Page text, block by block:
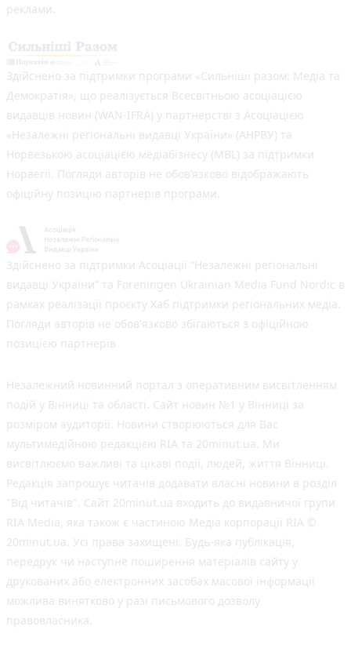
реклами.
Здійснено за підтримки програми «Сильніші разом: Медіа та
Демократія», що реалізується Всесвітньою асоціацією
видавців новин (WAN-IFRA) у партнерстві з Асоціацією
«Незалежні регіональні видавці України» (АНРВУ) та
Норвезькою асоціацією медіабізнесу (MBL) за підтримки
Норвегії. Погляди авторів не обов’язково відображають
офіційну позицію партнерів програми.
Здійснено за підтримки Асоціації “Незалежні регіональні
видавці України” та Foreningen Ukrainian Media Fund Nordic в
рамках реалізації проєкту Хаб підтримки регіональних медіа.
Погляди авторів не обов'язково збігаються з офіційною
позицією партнерів
Незалежний новинний портал з оперативним висвітленням
подій у Вінниці та області. Сайт новин №1 у Вінниці за
розміром аудиторії. Новини створюються для Вас
мультимедійною редакцією RIA та 20minut.ua. Ми
висвітлюємо важливі та цікаві події, людей, життя Вінниці.
Редакція запрошує читачів додавати власні новини в розділ
"Від читачів". Сайт 20minut.ua входить до видавничої групи
RIA Media, яка також є частиною Медіа корпорації RIA ©
20minut.ua. Усі права захищені. Будь-яка публiкацiя,
передрук чи наступне поширення матеріалів сайту у
друкованих або електронних засобах масової інформації
можлива винятково у разі письмового дозволу
правовласника.